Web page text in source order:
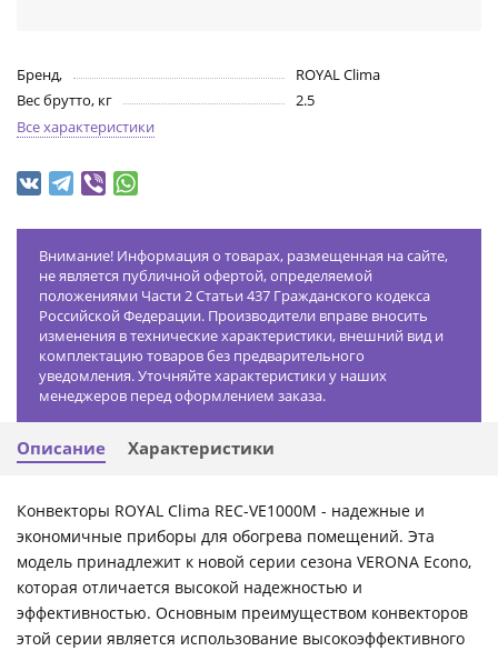
Бренд,
ROYAL Clima
Вес брутто, кг
2.5
Все характеристики
Внимание! Информация о товарах, размещенная на сайте,
не является публичной офертой, определяемой
положениями Части 2 Статьи 437 Гражданского кодекса
Российской Федерации. Производители вправе вносить
изменения в технические характеристики, внешний вид и
комплектацию товаров без предварительного
уведомления. Уточняйте характеристики у наших
менеджеров перед оформлением заказа.
Описание Характеристики
Конвекторы ROYAL Clima REC-VE1000M - надежные и
экономичные приборы для обогрева помещений. Эта
модель принадлежит к новой серии сезона VERONA Econo,
которая отличается высокой надежностью и
эффективностью. Основным преимуществом конвекторов
этой серии является использование высокоэффективного